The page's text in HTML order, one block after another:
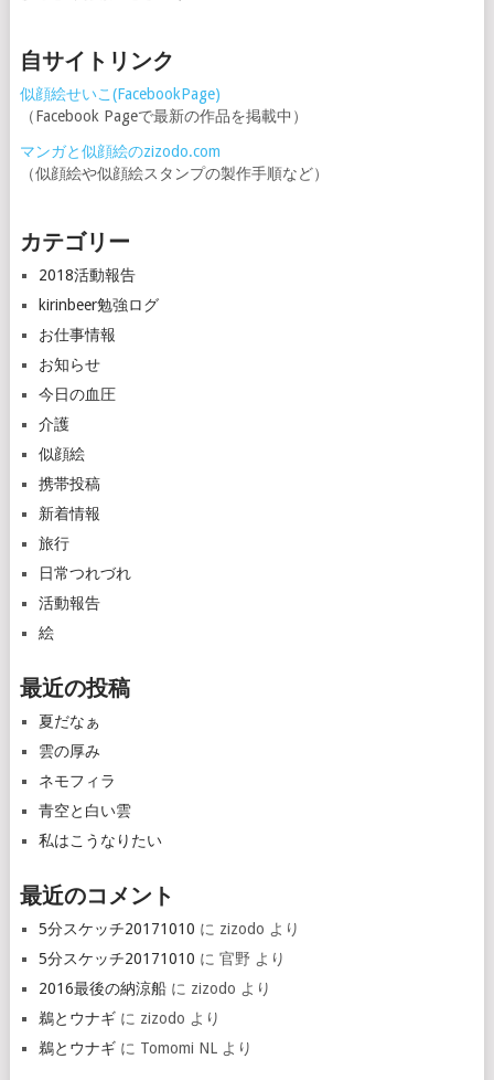
自サイトリンク
似顔絵せいこ(FacebookPage)
（Facebook Pageで最新の作品を掲載中）
マンガと似顔絵のzizodo.com
（似顔絵や似顔絵スタンプの製作手順など）
カテゴリー
2018活動報告
kirinbeer勉強ログ
お仕事情報
お知らせ
今日の血圧
介護
似顔絵
携帯投稿
新着情報
旅行
日常つれづれ
活動報告
絵
最近の投稿
夏だなぁ
雲の厚み
ネモフィラ
青空と白い雲
私はこうなりたい
最近のコメント
5分スケッチ20171010 に zizodo より
5分スケッチ20171010 に 官野 より
2016最後の納涼船に zizodo より
鵜とウナギに zizodo より
鵜とウナギに Tomomi NLより